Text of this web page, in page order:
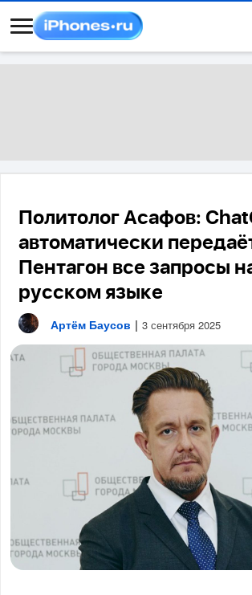
Политолог Асафов:
автоматически
Пентагон все запросы
русском языке
Артём Баусов | 3 сентября 2025